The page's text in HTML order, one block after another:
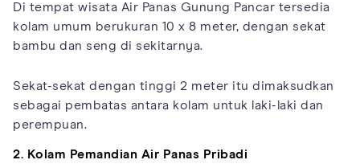
Di tempat wisata Air Panas Gunung Pancar tersedia
kolam umum berukuran 10 x 8 meter, dengan sekat
bambu dan seng di sekitarnya.
Sekat-sekat dengan tinggi 2 meter itu dimaksudkan
sebagai pembatas antara kolam untuk laki-laki dan
perempuan.
2. Kolam Pemandian Air Panas Pribadi